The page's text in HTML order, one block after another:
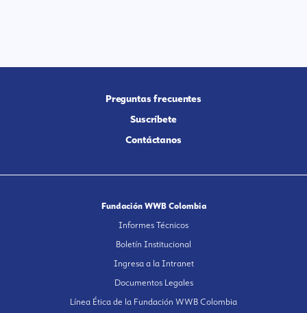
Preguntas frecuentes
Suscríbete
Contáctanos
Fundación WWB Colombia
Informes Técnicos
Boletín Institucional
Ingresa a la Intranet
Documentos Legales
Línea Ética de la Fundación WWB Colombia